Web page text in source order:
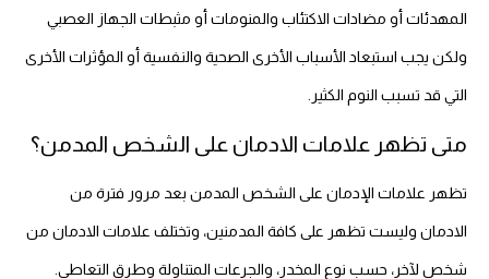
المهدئات أو مضادات الاكتئاب والمنومات أو مثبطات الجهاز العصبي
ولكن يجب استبعاد الأسباب الأخرى الصحية والنفسية أو المؤثرات الأخرى
التي قد تسبب النوم الكثير.
متى تظهر علامات الادمان على الشخص المدمن؟
تظهر علامات الإدمان على الشخص المدمن بعد مرور فترة من
الادمان وليست تظهر على كافة المدمنين، وتختلف علامات الادمان من
شخص لآخر، حسب نوع المخدر، والجرعات المتناولة وطرق التعاطي.